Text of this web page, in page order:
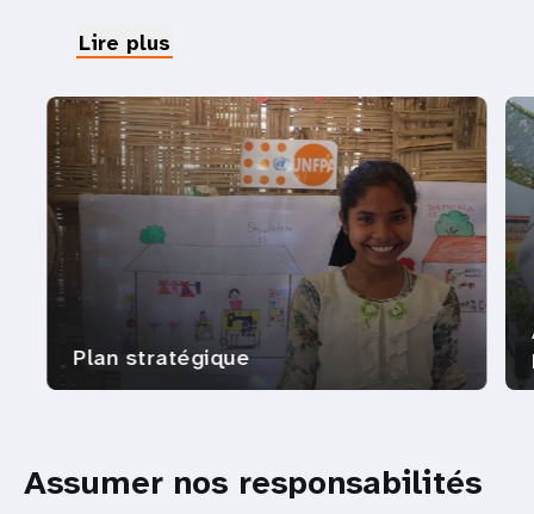
Lire plus
Plan stratégique
Assumer nos responsabilités